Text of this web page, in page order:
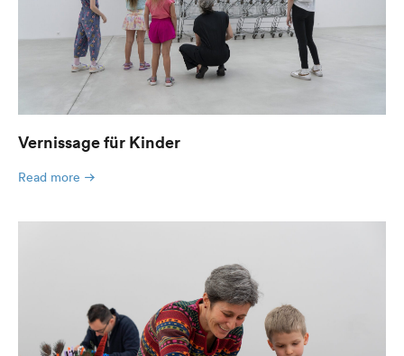
Vernissage für Kinder
Read more